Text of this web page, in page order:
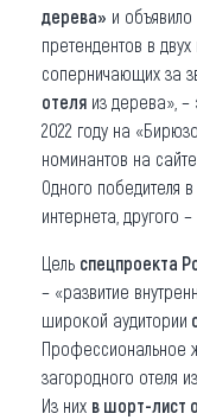
дерева» и
претендентов в
соперничающих за
отеля из дерева», –
2022 году на
номинантов на
Одного победителя
интернета, другого
Цель спецпроекта
– «развитие
широкой аудитории
Профессиональное
загородного отеля
Из них в шорт-лист